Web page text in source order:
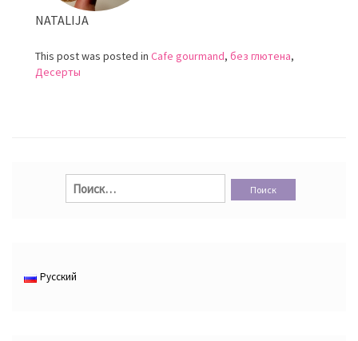
NATALIJA
This post was posted in Cafe gourmand, без глютена,
Десерты
Найти:
Русский